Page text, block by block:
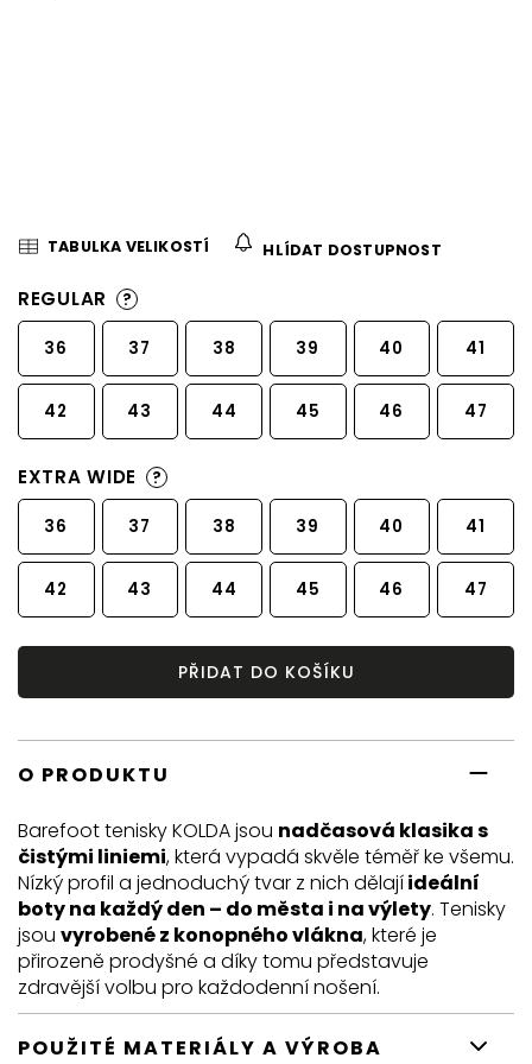
TABULKA VELIKOSTÍ HLÍDAT DOSTUPNOST
REGULAR ?
36 37 38 39 40 41
42 43 44 45 46 47
EXTRA WIDE ?
36 37 38 39 40 41
42 43 44 45 46 47
PŘIDAT DO KOŠÍKU
O PRODUKTU
Barefoot tenisky KOLDA jsou nadčasová klasika s
čistými liniemi, která vypadá skvěle téměř ke všemu.
Nízký profil a jednoduchý tvar z nich dělajíideální
boty na každý den – do města i na výlety. Tenisky
jsou vyrobené z konopného vlákna, které je
přirozeně prodyšné a díky tomu představuje
zdravější volbu pro každodenní nošení.
POUŽITÉ MATERIÁLY A VÝROBA